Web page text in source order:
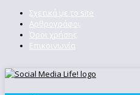
Σχετικά με το site
Αρθρογράφοι
Όροι χρήσης
Επικοινωνία